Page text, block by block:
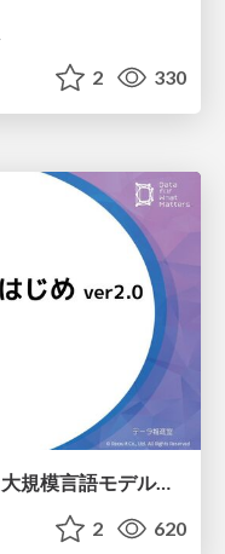
2 330
つくって納得、つかって実感！ 大規模言語モデルことはじめ ver2.0
2 620